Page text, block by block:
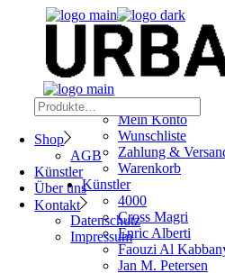
content
Shop
Mein Konto
Wunschliste
Zahlung &
Warenkorb
Künstler
4000
Cross Magri
Enric Alberti
Faouzi Al
Jan M. Petersen
Suchen
Shop
AGB
Künstler
Über uns
Kontakt
Datenschutz
Impressum